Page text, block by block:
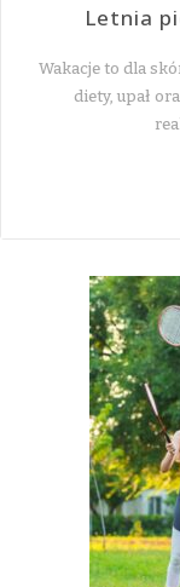
Letnia
Wakacje to dla
diety, upał